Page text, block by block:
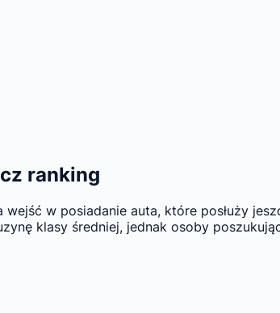
ranking
w posiadanie auta, które posłuży
klasy średniej, jednak osoby